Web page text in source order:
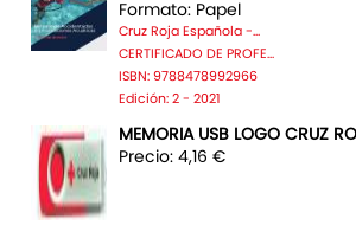
Formato: Papel
Cruz Roja Española -...
CERTIFICADO DE PROFE...
ISBN: 9788478992966
Edición: 2 - 2021
MEMORIA USB LOGO CRUZ
Precio: 4,16 €